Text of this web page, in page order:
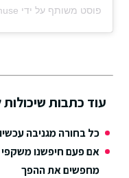
פוסט משותף על ידי ‏‎Julia Ermolaeva – aesthetic muse‎‏ (@‏‎yourstylemood‎‏)
עוד כתבות שיכולות
כל בחורה מגניבה
אם פעם חיפשנו משקפי
מחפשים את ההפך